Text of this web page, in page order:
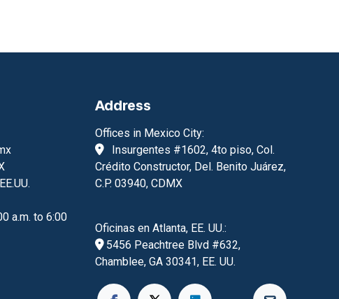
a.m. to 6:00
Address
Offices in Mexico City:
Insurgentes #1602, 4to piso, Col.
Crédito Constructor, Del. Benito Juárez,
C.P. 03940, CDMX
Oficinas en Atlanta, EE. UU.:
5456 Peachtree Blvd #632,
Chamblee, GA 30341, EE. UU.